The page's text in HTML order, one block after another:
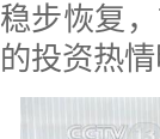
稳步恢复
的投资热情